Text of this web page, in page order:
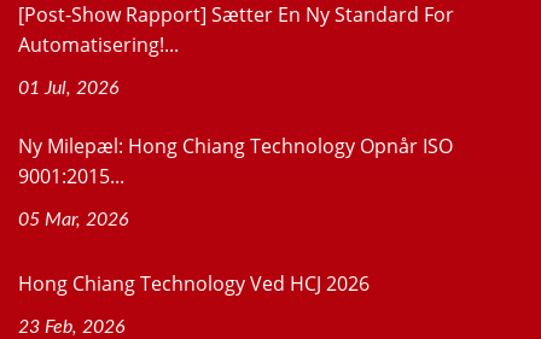
[Post-Show Rapport] Sætter En Ny Standard For
Automatisering!...
01 Jul, 2026
Ny Milepæl: Hong Chiang Technology Opnår ISO
9001:2015...
05 Mar, 2026
Hong Chiang Technology Ved HCJ 2026
23 Feb, 2026